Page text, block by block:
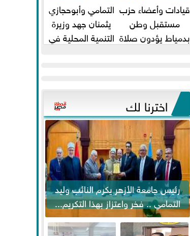
قيادات وأعضاء حزب
مستقبل وطن
بدمياط يؤدون صلاة
التمامي وأبوحجازي
يثمنان جهد وزيرة
التنمية المحلية في
اخترنا لك
رئيس جامعة الأزهر يكرم النائب وليد
التمامي .. فخر واعتزاز بهذا التكريم...